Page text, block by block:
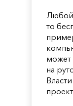
то
может
на